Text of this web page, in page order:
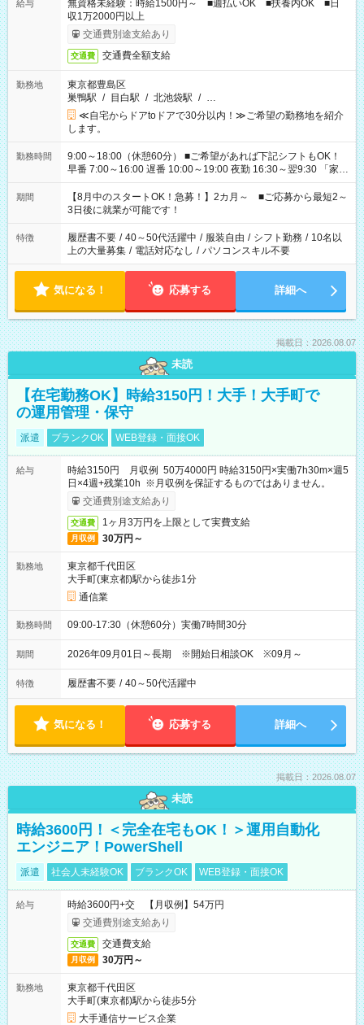
給与
無資格未経験：時給1500円～ ■週払いOK ■扶養内OK ■日
収1万2000円以上
交通費別途支給あり
交通費 交通費全額支給
勤務地
東京都豊島区
巣鴨駅 / 目白駅 / 北池袋駅 / …
≪自宅からドアtoドアで30分以内！≫ご希望の勤務地を紹介
します。
勤務時間
9:00～18:00（休憩60分） ■ご希望があれば下記シフトもOK！
早番 7:00～16:00 遅番 10:00～19:00 夜勤 16:30～翌9:30 「家族
と休みを合わせたい」 「余裕を持って夕飯の準備がしたい」
「できれば残業はしたくない」 など、ご希望を教えてください
ね。 ※Wワーク希望の方へ 今ご覧のお仕事で希望する勤務時間
と、もう1つのお仕事の勤務時間。 合計で週40時間を超える場
合は応募できません。
期間
【8月中のスタートOK！急募！】2カ月～ ■ご応募から最短2～
3日後に就業が可能です！
特徴 履歴書不要 / 40～50代活躍中 / 服装自由 / シフト勤務 / 10名以
上の大量募集 / 電話対応なし / パソコンスキル不要
気になる！ 応募する 詳細へ
掲載日：2026.08.07
未読
【在宅勤務OK】時給3150円！大手！大手町で
の運用管理・保守
派遣 ブランクOK WEB登録・面接OK
給与
時給3150円 月収例 50万4000円 時給3150円×実働7h30m×週5
日×4週+残業10h ※月収例を保証するものではありません。
交通費別途支給あり
交通費 1ヶ月3万円を上限として実費支給
月収例 30万円～
勤務地
東京都千代田区
大手町(東京都)駅から徒歩1分
通信業
勤務時間 09:00-17:30（休憩60分）実働7時間30分
期間 2026年09月01日～長期 ※開始日相談OK ※09月～
特徴 履歴書不要 / 40～50代活躍中
気になる！ 応募する 詳細へ
掲載日：2026.08.07
未読
時給3600円！＜完全在宅もOK！＞運用自動化
エンジニア！PowerShell
派遣 社会人未経験OK ブランクOK WEB登録・面接OK
給与
時給3600円+交 【月収例】54万円
交通費別途支給あり
交通費 交通費支給
月収例 30万円～
勤務地
東京都千代田区
大手町(東京都)駅から徒歩5分
大手通信サービス企業